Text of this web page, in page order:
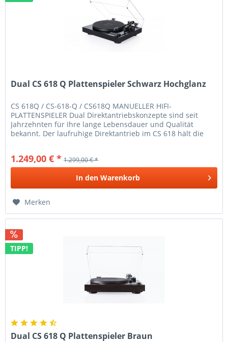
Dual CS 618 Q Plattenspieler Schwarz Hochglanz
CS 618Q / CS-618-Q / CS618Q MANUELLER HIFI-
PLATTENSPIELER Dual Direktantriebskonzepte sind seit
Jahrzehnten für Ihre lange Lebensdauer und Qualität
bekannt. Der laufruhige Direktantrieb im CS 618 hält die
1.249,00 € * 1.299,00 € *
In den Warenkorb
Merken
TIPP!
Dual CS 618 Q Plattenspieler Braun